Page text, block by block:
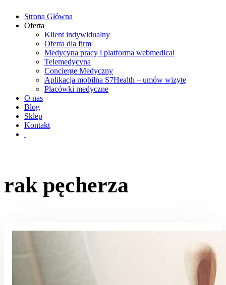
Strona Główna
Oferta
Klient indywidualny
Oferta dla firm
Medycyna pracy i platforma webmedical
Telemedycyna
Concierge Medyczny
Aplikacja mobilna S7Health – umów wizytę
Placówki medyczne
O nas
Blog
Sklep
Kontakt
rak pęcherza